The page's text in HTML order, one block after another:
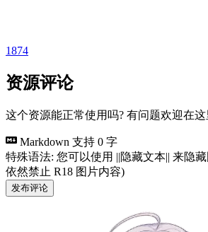
1874
资源评论
这个资源能正常使用吗? 有问题欢迎在
Markdown 支持 0 字
特殊语法: 您可以使用 ||隐藏文本|| 来隐
依然禁止 R18 图片内容)
发布评论